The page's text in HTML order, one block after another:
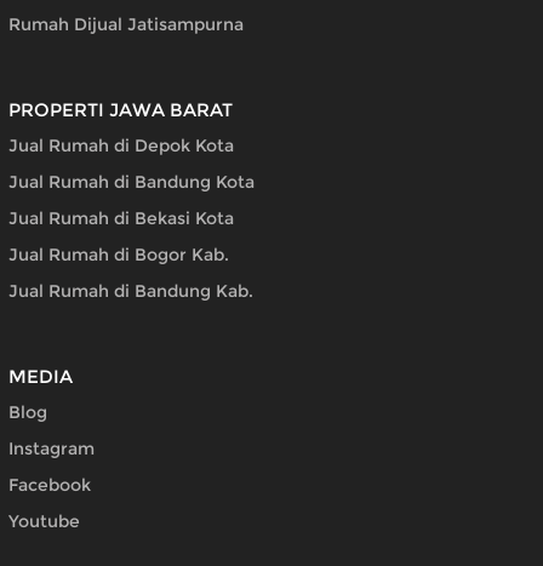
Rumah Dijual Jatisampurna
PROPERTI JAWA BARAT
Jual Rumah di Depok Kota
Jual Rumah di Bandung Kota
Jual Rumah di Bekasi Kota
Jual Rumah di Bogor Kab.
Jual Rumah di Bandung Kab.
MEDIA
Blog
Instagram
Facebook
Youtube